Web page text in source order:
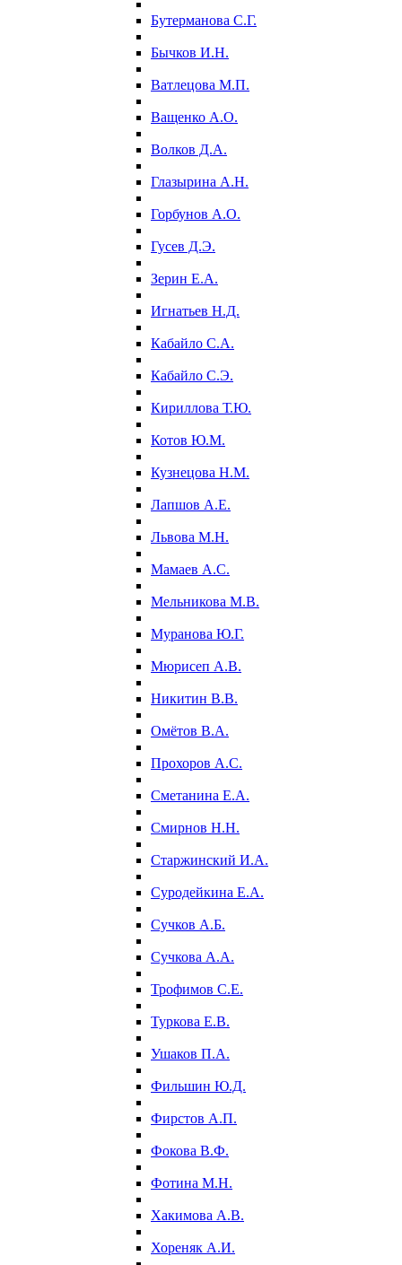
Бутерманова С.Г.
Бычков И.Н.
Ватлецова М.П.
Ващенко А.О.
Волков Д.А.
Глазырина А.Н.
Горбунов А.О.
Гусев Д.Э.
Зерин Е.А.
Игнатьев Н.Д.
Кабайло С.А.
Кабайло С.Э.
Кириллова Т.Ю.
Котов Ю.М.
Кузнецова Н.М.
Лапшов А.Е.
Львова М.Н.
Мамаев А.С.
Мельникова М.В.
Муранова Ю.Г.
Мюрисеп А.В.
Никитин В.В.
Омётов В.А.
Прохоров А.С.
Сметанина Е.А.
Смирнов Н.Н.
Старжинский И.А.
Суродейкина Е.А.
Сучков А.Б.
Сучкова А.А.
Трофимов С.Е.
Туркова Е.В.
Ушаков П.А.
Фильшин Ю.Д.
Фирстов А.П.
Фокова В.Ф.
Фотина М.Н.
Хакимова А.В.
Хореняк А.И.